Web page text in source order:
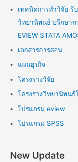
เทคนิคการทำวิจัย รั
วิทยานิพนธ์ ปรึกษาก
EVIEW STATA
เอกสารการสอน
แผนธุรกิจ
โครงร่างวิจัย
โครงร่างวิทยานิพนธ์
โปรแกรม eview
โปรแกรม SPSS
New Update